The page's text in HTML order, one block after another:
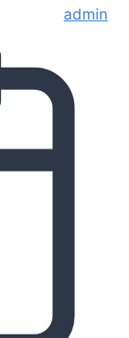
admin